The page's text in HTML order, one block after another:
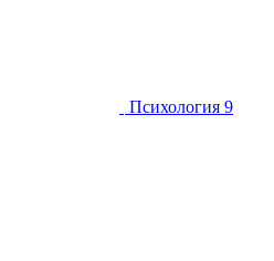
Психология 9